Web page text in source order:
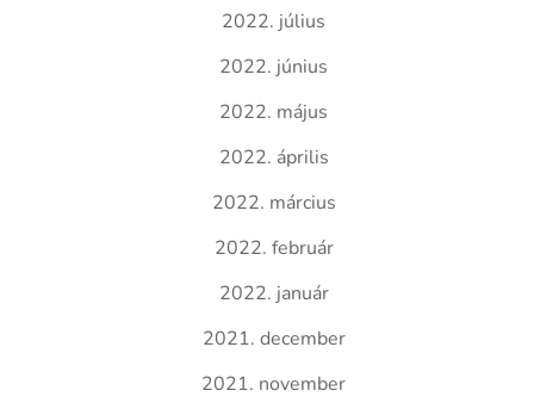
2022. július
2022. június
2022. május
2022. április
2022. március
2022. február
2022. január
2021. december
2021. november